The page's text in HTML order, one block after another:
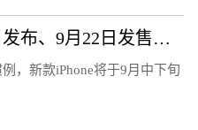
传iPhone 15系列9月13日发布、9月22日发售：7大升级、或售5999元起
，新款iPhone将于9月中下旬